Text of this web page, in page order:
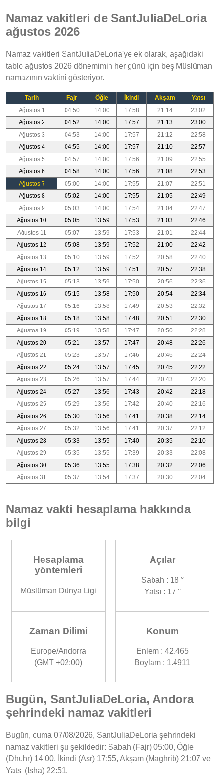
Namaz vakitleri de SantJuliaDeLoria
ağustos 2026
Namaz vakitleri SantJuliaDeLoria'ye ek olarak, aşağıdaki
tablo ağustos 2026 dönemimin her günü için beş Müslüman
namazının vaktini gösteriyor.
Tarih Fajr Öğle İkindi Akşam
Yatsı
Ağustos 1
04:50 14:00 17:58 21:14
23:02
Ağustos 2
04:52 14:00 17:57 21:13
23:00
Ağustos 3
04:53 14:00 17:57 21:12
22:58
Ağustos 4
04:55 14:00 17:57 21:10
22:57
Ağustos 5
04:57 14:00 17:56 21:09
22:55
Ağustos 6
04:58 14:00 17:56 21:08
22:53
Ağustos 7
05:00 14:00 17:55 21:07
22:51
Ağustos 8
05:02 14:00 17:55 21:05
22:49
Ağustos 9
05:03 14:00 17:54 21:04
22:47
Ağustos 10
05:05 13:59 17:53 21:03
22:46
Ağustos 11
05:07 13:59 17:53 21:01
22:44
Ağustos 12
05:08 13:59 17:52 21:00
22:42
Ağustos 13
05:10 13:59 17:52 20:58
22:40
Ağustos 14
05:12 13:59 17:51 20:57
22:38
Ağustos 15
05:13 13:59 17:50 20:56
22:36
Ağustos 16
05:15 13:58 17:50 20:54
22:34
Ağustos 17
05:16 13:58 17:49 20:53
22:32
Ağustos 18
05:18 13:58 17:48 20:51
22:30
Ağustos 19
05:19 13:58 17:47 20:50
22:28
Ağustos 20
05:21 13:57 17:47 20:48
22:26
Ağustos 21
05:23 13:57 17:46 20:46
22:24
Ağustos 22
05:24 13:57 17:45 20:45
22:22
Ağustos 23
05:26 13:57 17:44 20:43
22:20
Ağustos 24
05:27 13:56 17:43 20:42
22:18
Ağustos 25
05:29 13:56 17:42 20:40
22:16
Ağustos 26
05:30 13:56 17:41 20:38
22:14
Ağustos 27
05:32 13:56 17:41 20:37
22:12
Ağustos 28
05:33 13:55 17:40 20:35
22:10
Ağustos 29
05:35 13:55 17:39 20:33
22:08
Ağustos 30
05:36 13:55 17:38 20:32
22:06
Ağustos 31
05:37 13:54 17:37 20:30 22:04
Namaz vakti hesaplama hakkında
bilgi
Hesaplama
yöntemleri
Müslüman Dünya Ligi
Açılar
Sabah : 18 °
Yatsı : 17 °
Zaman Dilimi
Europe/Andorra
(GMT +02:00)
Konum
Enlem : 42.465
Boylam : 1.4911
Bugün, SantJuliaDeLoria, Andora
şehrindeki namaz vakitleri
Bugün, cuma 07/08/2026, SantJuliaDeLoria şehrindeki
namaz vakitleri şu şekildedir: Sabah (Fajr) 05:00, Öğle
(Dhuhr) 14:00, İkindi (Asr) 17:55, Akşam (Maghrib) 21:07 ve
Yatsı (Isha) 22:51.